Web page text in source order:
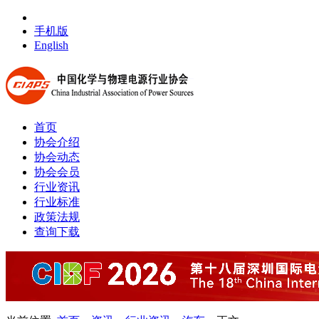
手机版
English
首页
协会介绍
协会动态
协会会员
行业资讯
行业标准
政策法规
查询下载